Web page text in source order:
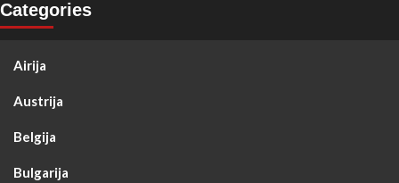
Categories
Airija
Austrija
Belgija
Bulgarija